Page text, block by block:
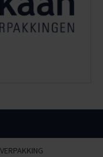
VERPAKKING